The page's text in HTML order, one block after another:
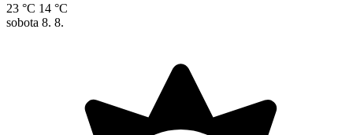
23 °C 14 °C
sobota 8. 8.